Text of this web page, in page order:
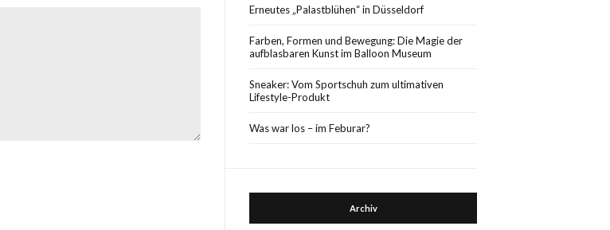
Erneutes „Palastblühen“ in Düsseldorf
Farben, Formen und Bewegung: Die Magie der
aufblasbaren Kunst im Balloon Museum
Sneaker: Vom Sportschuh zum ultimativen
Lifestyle-Produkt
Was war los – im Feburar?
Archiv